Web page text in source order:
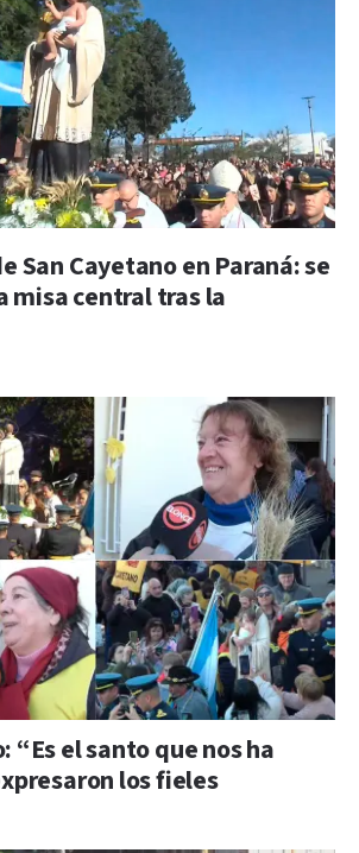
San Cayetano en Paraná: se
misa central tras la
“Es el santo que nos ha
los fieles